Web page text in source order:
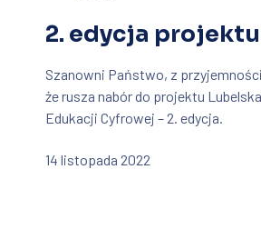
2. edycja projektu
Szanowni Państwo, z
że rusza nabór do projektu
Edukacji Cyfrowej – 2. edycja.
14 listopada 2022